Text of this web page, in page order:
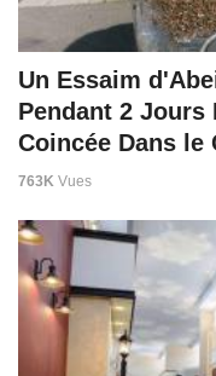
Un Essaim
Pendant 2 Jours
Coincée Dans le
763K Vues